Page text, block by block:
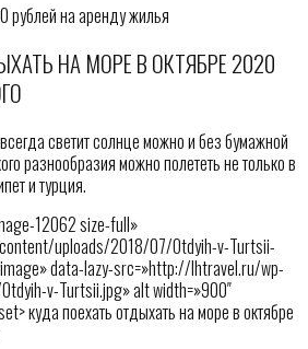
рублей на аренду жилья
НА МОРЕ В ОКТЯБРЕ 2020
светит солнце можно и без бумажной
разнообразия можно полететь не только в
и турция.
12062 size-full»
uploads/2018/07/Otdyih-v-Turtsii-
data-lazy-src=»http://lhtravel.ru/wp-
v-Turtsii.jpg» alt width=»900″
куда поехать отдыхать на море в октябре